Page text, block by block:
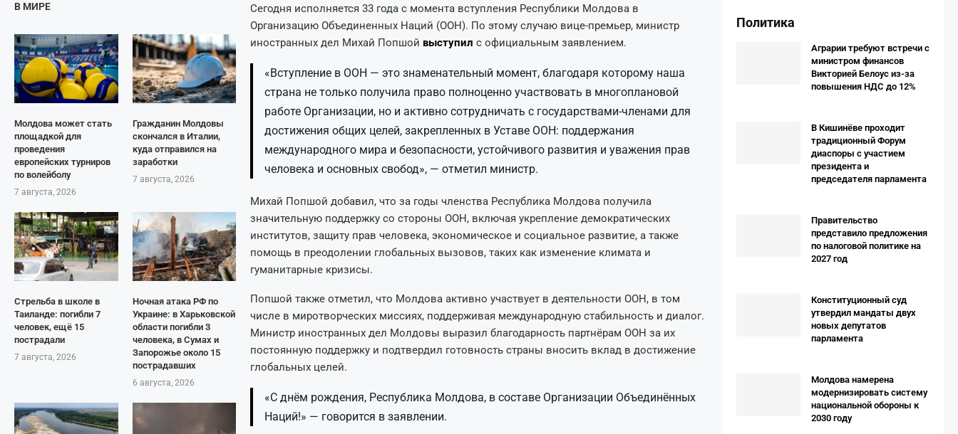
В МИРЕ
Молдова может стать
площадкой для
проведения
европейских турниров
по волейболу
7 августа, 2026
Гражданин Молдовы
скончался в Италии,
куда отправился на
заработки
7 августа, 2026
Стрельба в школе в
Таиланде: погибли 7
человек, ещё 15
пострадали
7 августа, 2026
Ночная атака РФ по
Украине: в Харьковской
области погибли 3
человека, в Сумах и
Запорожье около 15
пострадавших
6 августа, 2026
Сегодня исполняется 33 года с момента вступления Республики Молдова в
Организацию Объединенных Наций (ООН). По этому случаю вице-премьер, министр
иностранных дел Михай Попшой выступил с официальным заявлением.
«Вступление в ООН — это знаменательный момент, благодаря которому наша
страна не только получила право полноценно участвовать в многоплановой
работе Организации, но и активно сотрудничать с государствами-членами для
достижения общих целей, закрепленных в Уставе ООН: поддержания
международного мира и безопасности, устойчивого развития и уважения прав
человека и основных свобод», — отметил министр.
Михай Попшой добавил, что за годы членства Республика Молдова получила
значительную поддержку со стороны ООН, включая укрепление демократических
институтов, защиту прав человека, экономическое и социальное развитие, а также
помощь в преодолении глобальных вызовов, таких как изменение климата и
гуманитарные кризисы.
Попшой также отметил, что Молдова активно участвует в деятельности ООН, в том
числе в миротворческих миссиях, поддерживая международную стабильность и диалог.
Министр иностранных дел Молдовы выразил благодарность партнёрам ООН за их
постоянную поддержку и подтвердил готовность страны вносить вклад в достижение
глобальных целей.
«С днём рождения, Республика Молдова, в составе Организации Объединённых
Наций!» — говорится в заявлении.
Политика
Аграрии требуют встречи с
министром финансов
Викторией Белоус из-за
повышения НДС до 12%
В Кишинёве проходит
традиционный Форум
диаспоры с участием
президента и
председателя парламента
Правительство
представило предложения
по налоговой политике на
2027 год
Конституционный суд
утвердил мандаты двух
новых депутатов
парламента
Молдова намерена
модернизировать систему
национальной обороны к
2030 году